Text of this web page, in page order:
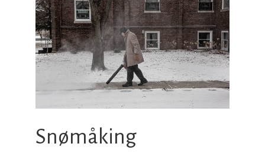
Snømåking